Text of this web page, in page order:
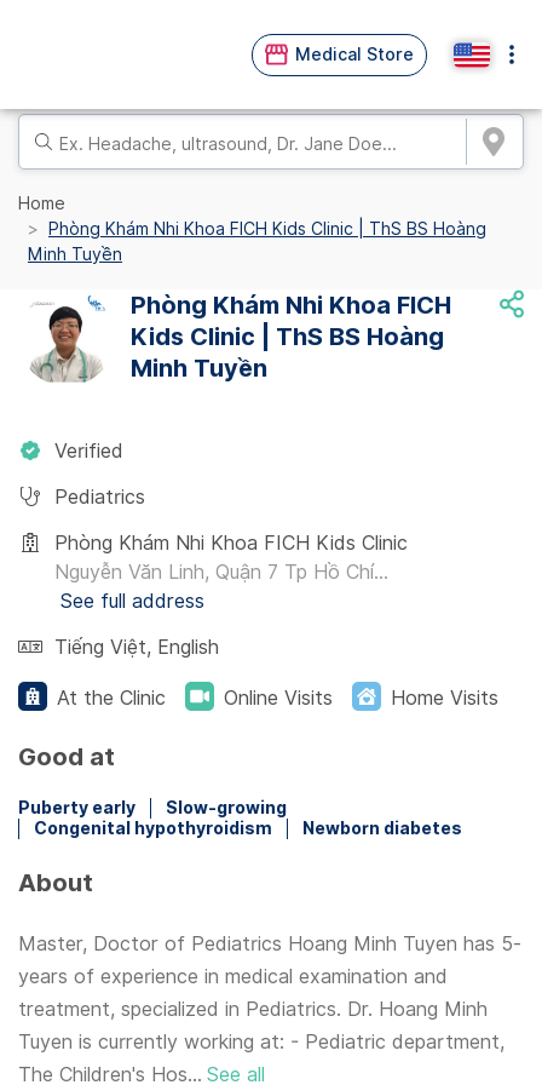
Medical Store
Home
Phòng Khám Nhi Khoa FICH Kids Clinic | ThS BS Hoàng
Minh Tuyền
Phòng Khám Nhi Khoa FICH
Kids Clinic | ThS BS Hoàng
Minh Tuyền
Verified
Pediatrics
Phòng Khám Nhi Khoa FICH Kids Clinic
Nguyễn Văn Linh, Quận 7 Tp Hồ Chí...
See full address
Tiếng Việt, English
At the Clinic Online Visits Home Visits
Good at
Puberty early
Slow-growing
Congenital hypothyroidism
Newborn diabetes
About
Master, Doctor of Pediatrics Hoang Minh Tuyen has 5-
years of experience in medical examination and
treatment, specialized in Pediatrics. Dr. Hoang Minh
Tuyen is currently working at: - Pediatric department,
The Children's Hos... See all